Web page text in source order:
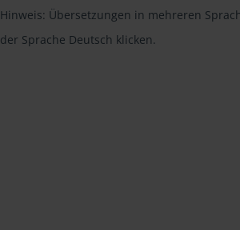
Hinweis: Übersetzungen in mehreren
der Sprache Deutsch klicken.